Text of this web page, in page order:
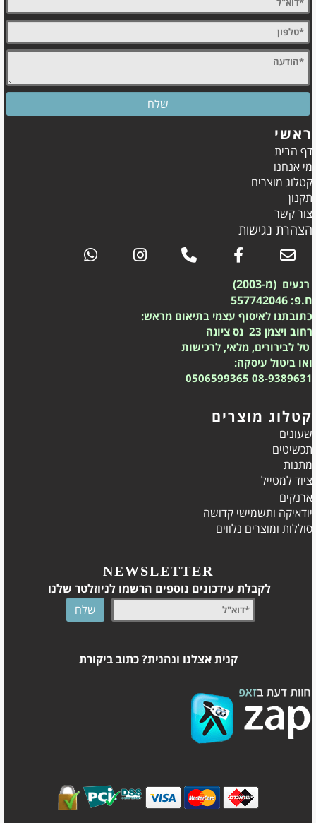
ראשי
דף הבית
מי אנחנו
קטלוג מוצרים
תקנון
צור קשר
הצהרת נגישות
רגעים (מ-2003)
ח.פ: 557742046
כתובתנו לאיסוף עצמי בתיאום מראש:
רחוב ויצמן 23 נס ציונה
טל לבירורים, מלאי, לרכישות
ואו ביטול עיסקה:
08-9389631
0506599365
קטלוג מוצרים
שעונים
תכשיטים
מתנות
ציוד למטייל
ארנקים
יודאיקה ותשמישי קדושה
סוללות ומוצרים נלווים
NEWSLETTER
לקבלת עידכונים נוספים הרשמו לניוזלטר שלנו
קנית אצלנו ונהנית? כתוב ביקורת